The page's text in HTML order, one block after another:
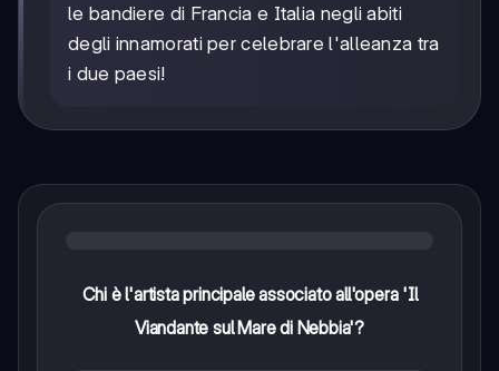
le bandiere di Francia e Italia negli abiti
degli innamorati per celebrare l'alleanza tra
i due paesi!
Chi è l'artista principale associato all'opera 'Il
Viandante sul Mare di Nebbia'?